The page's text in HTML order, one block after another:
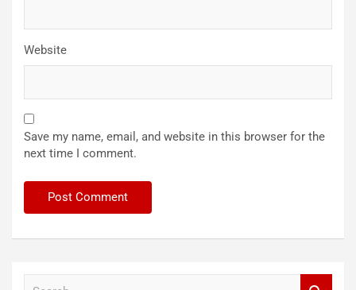
Website
Save my name, email, and website in this browser for the
next time I comment.